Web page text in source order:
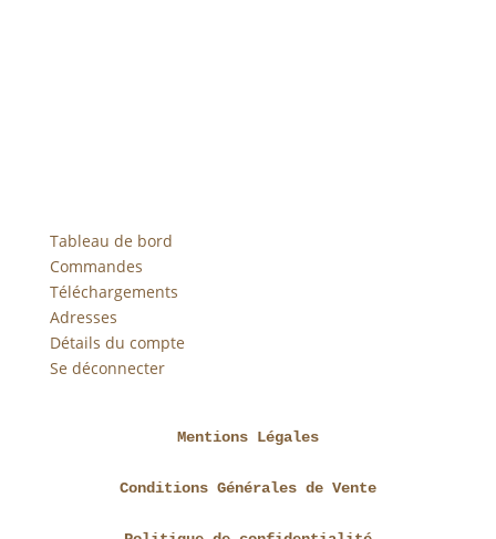
Tableau de bord
Commandes
Téléchargements
Adresses
Détails du compte
Se déconnecter
Mentions Légales
Conditions Générales de Vente